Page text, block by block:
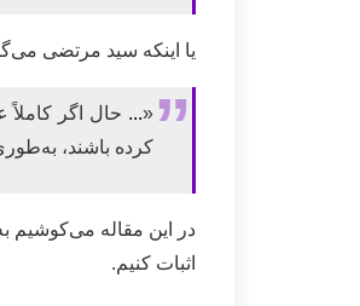
یا اینکه سید مرتضی
«
... حال اگر کاملاً
کرده باشند،
در این مقاله می‌کوشیم
اثبات کنیم.